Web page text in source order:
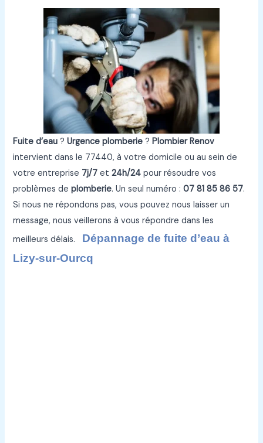
Fuite d’eau ?Urgence plomberie ?Plombier Renov
intervient dans le 77440, à votre domicile ou au sein de
votre entreprise 7j/7 et24h/24 pour résoudre vos
problèmes deplomberie. Un seul numéro :07 81 85 86 57.
Si nous ne répondons pas, vous pouvez nous laisser un
message, nous veillerons à vous répondre dans les
meilleurs délais. Dépannage de fuite d’eau à
Lizy-sur-Ourcq